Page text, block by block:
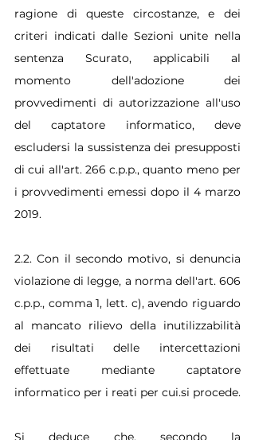
ragione di queste circostanze, e dei
criteri indicati dalle Sezioni unite nella
sentenza Scurato, applicabili al
momento dell'adozione dei
provvedimenti di autorizzazione all'uso
del captatore informatico, deve
escludersi la sussistenza dei presupposti
di cui all'art. 266 c.p.p., quanto meno per
i provvedimenti emessi dopo il 4 marzo
2019.
2.2. Con il secondo motivo, si denuncia
violazione di legge, a norma dell'art. 606
c.p.p., comma 1, lett. c), avendo riguardo
al mancato rilievo della inutilizzabilità
dei risultati delle intercettazioni
effettuate mediante captatore
informatico per i reati per cui.si procede.
Si deduce che, secondo la